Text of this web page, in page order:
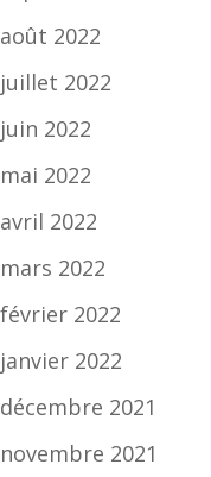
août 2022
juillet 2022
juin 2022
mai 2022
avril 2022
mars 2022
février 2022
janvier 2022
décembre 2021
novembre 2021